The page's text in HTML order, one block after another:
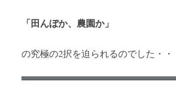
「田んぼか、農園か」
の究極の2択を迫られるのでした・・